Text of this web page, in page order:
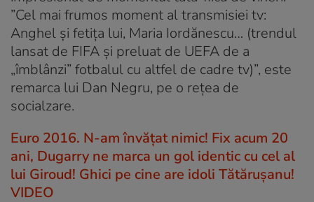
”Cel mai frumos moment al transmisiei tv:
Anghel și fetița lui, Maria Iordănescu… (trendul
lansat de FIFA și preluat de UEFA de a
„îmblânzi” fotbalul cu altfel de cadre tv)”, este
remarca lui Dan Negru, pe o rețea de
socialzare.
Euro 2016. N-am învățat nimic! Fix acum 20
ani, Dugarry ne marca un gol identic cu cel al
lui Giroud! Ghici pe cine are idoli Tătărușanu!
VIDEO